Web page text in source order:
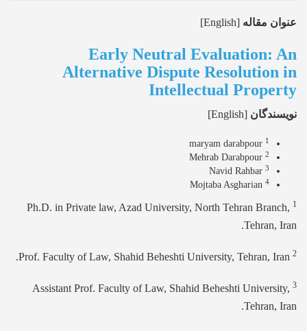
عنوان مقاله [English]
Early Neutral Evaluation: An
Alternative Dispute Resolution in
Intellectual Property
نویسندگان [English]
maryam darabpour 1
Mehrab Darabpour 2
Navid Rahbar 3
Mojtaba Asgharian 4
1
Ph.D. in Private law, Azad University, North Tehran Branch,
Tehran, Iran.
2
3
Assistant Prof. Faculty of Law, Shahid Beheshti University,
Tehran, Iran.